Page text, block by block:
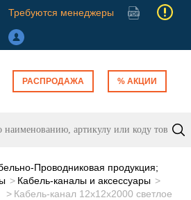
Требуются менеджеры
РАСПРОДАЖА % АКЦИИ
Проводниковая продукция;
Кабель-каналы и аксессуары
Кабель-канал 12х12х2000 светлое